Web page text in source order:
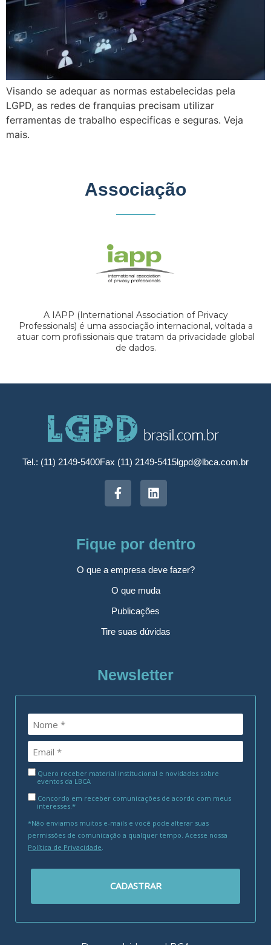
Visando se adequar as normas estabelecidas pela
LGPD, as redes de franquias precisam utilizar
ferramentas de trabalho especificas e seguras. Veja
mais.
Associação
A IAPP (International Association of Privacy
Professionals) é uma associação internacional, voltada a
atuar com profissionais que tratam da privacidade global
de dados.
Tel.: (11) 2149-5400Fax (11) 2149-5415lgpd@lbca.com.br
Fique por dentro
O que a empresa deve fazer?
O que muda
Publicações
Tire suas dúvidas
Newsletter
Quero receber material institucional e novidades sobre
eventos da LBCA
Concordo em receber comunicações de acordo com meus
interesses.*
*Não enviamos muitos e-mails e você pode alterar suas
permissões de comunicação a qualquer tempo. Acesse nossa
Política de Privacidade
CADASTRAR